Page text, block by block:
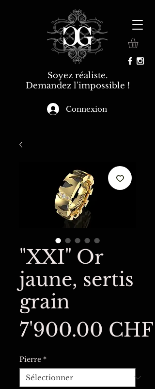
Soyez réaliste.
Demandez l'impossible !
Connexion
"XXI" Or
jaune, sertis
grain
7'900.00 CHF
Pierre *